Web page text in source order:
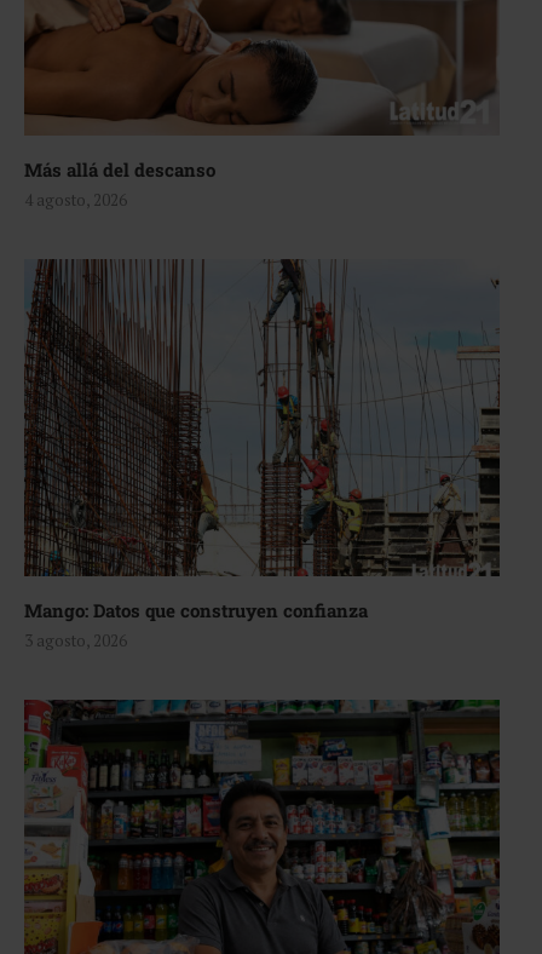
Más allá del descanso
4 agosto, 2026
Mango: Datos que construyen confianza
3 agosto, 2026